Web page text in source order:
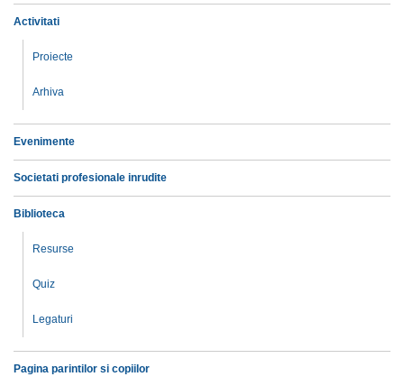
Activitati
Proiecte
Arhiva
Evenimente
Societati profesionale inrudite
Biblioteca
Resurse
Quiz
Legaturi
Pagina parintilor si copiilor